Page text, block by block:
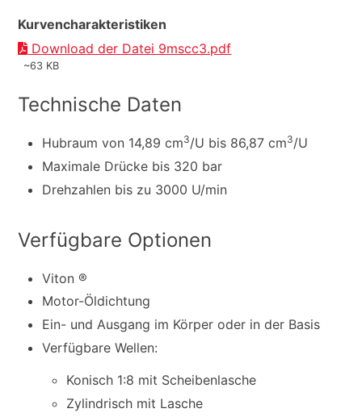
Kurvencharakteristiken
Download der Datei 9mscc3.pdf
~63 KB
Technische Daten
Hubraum von 14,89 cm3/U bis 86,87 cm3/U
Maximale Drücke bis 320 bar
Drehzahlen bis zu 3000 U/min
Verfügbare Optionen
Viton ®
Motor-Öldichtung
Ein- und Ausgang im Körper oder in der Basis
Verfügbare Wellen:
Konisch 1:8 mit Scheibenlasche
Zylindrisch mit Lasche